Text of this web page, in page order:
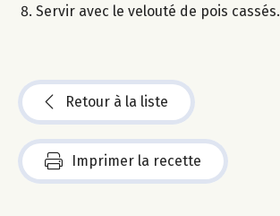
Servir avec le velouté de pois cassés.
Retour à la liste
Imprimer la recette